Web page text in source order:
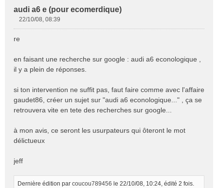
audi a6 e (pour ecomerdique)
s
a
g
n
n
l
22/10/08, 08:39
re
en faisant une recherche sur google : audi a6 econologique ,
il y a plein de réponses.
si ton intervention ne suffit pas, faut faire comme avec l'affaire
gaudet86, créer un sujet sur "audi a6 econologique..." , ça se
retrouvera vite en tete des recherches sur google...
à mon avis, ce seront les usurpateurs qui ôteront le mot
délictueux
jeff
Dernière édition par coucou789456 le 22/10/08, 10:24, édité 2 fois.